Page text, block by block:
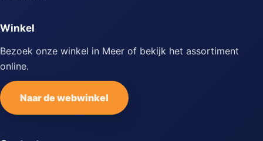
Winkel
Bezoek onze winkel in Meer of bekijk het assortiment
online.
Naar de webwinkel